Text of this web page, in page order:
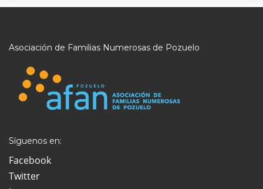
Asociación de Familias Numerosas de Pozuelo
Síguenos en:
Facebook
Twitter